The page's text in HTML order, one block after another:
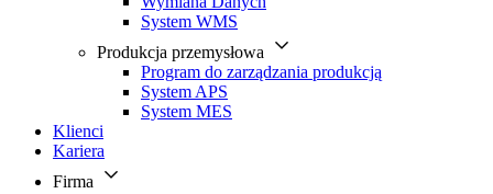
System WMS
Produkcja przemysłowa
Program do zarządzania produkcją
System APS
System MES
Klienci
Kariera
Firma